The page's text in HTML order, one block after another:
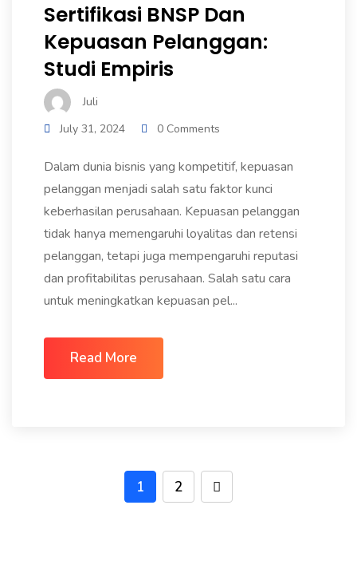
Sertifikasi BNSP Dan
Kepuasan Pelanggan:
Studi Empiris
Juli
July 31, 2024
0 Comments
Dalam dunia bisnis yang kompetitif, kepuasan
pelanggan menjadi salah satu faktor kunci
keberhasilan perusahaan. Kepuasan pelanggan
tidak hanya memengaruhi loyalitas dan retensi
pelanggan, tetapi juga mempengaruhi reputasi
dan profitabilitas perusahaan. Salah satu cara
untuk meningkatkan kepuasan pel...
Read More
1 2